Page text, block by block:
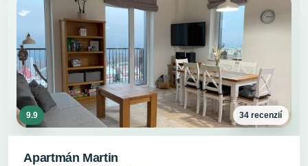
9.9 34 recenzií
Apartmán Martin